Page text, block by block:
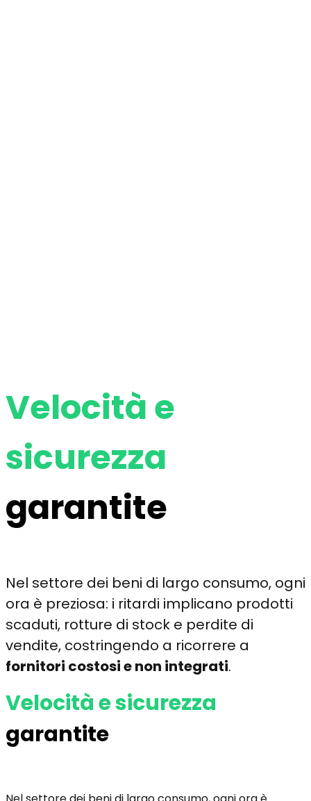
Velocità e
sicurezza
garantite
Nel settore dei beni di largo consumo, ogni
ora è preziosa: i ritardi implicano prodotti
scaduti, rotture di stock e perdite di
vendite, costringendo a ricorrere a
fornitori costosi e non integrati.
Velocità e sicurezza
garantite